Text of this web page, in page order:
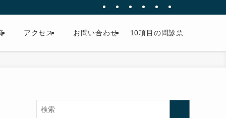
アクセス お問い合わせ 10項目の問診票